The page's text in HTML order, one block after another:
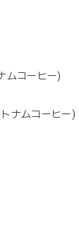
ムコーヒー)
トナムコーヒー)